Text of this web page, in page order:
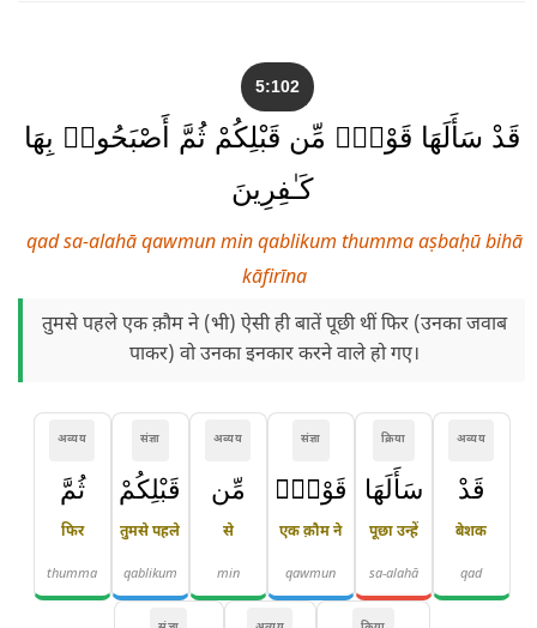
5:102
قَدْ سَأَلَهَا قَوْمٌۭ مِّن قَبْلِكُمْ ثُمَّ أَصْبَحُوا۟ بِهَا
كَـٰفِرِينَ
qad sa-alahā qawmun min qablikum thumma aṣbaḥū bihā
kāfirīna
तुमसे पहले एक क़ौम ने (भी) ऐसी ही बातें पूछी थीं फिर (उनका जवाब
पाकर) वो उनका इनकार करने वाले हो गए।
अव्यय
قَدْ
बेशक
qad
क्रिया
سَأَلَهَا
पूछा उन्हें
sa-alahā
संज्ञा
قَوْمٌۭ
एक क़ौम ने
qawmun
अव्यय
مِّن
से
min
संज्ञा
قَبْلِكُمْ
तुमसे पहले
qablikum
अव्यय
ثُمَّ
फिर
thumma